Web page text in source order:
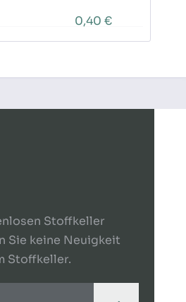
0,40 €
Stoffkeller
Sie keine Neuigkeit
Stoffkeller.